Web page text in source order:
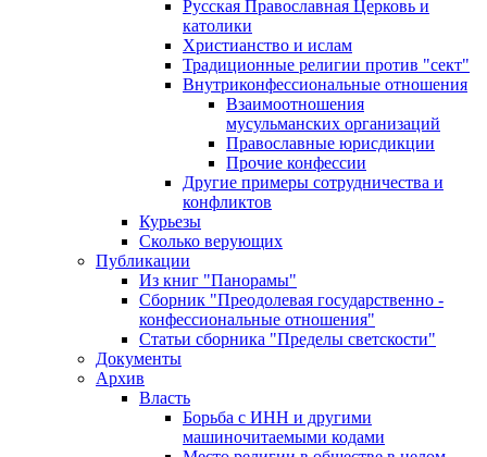
Русская Православная Церковь и
католики
Христианство и ислам
Традиционные религии против "сект"
Внутриконфессиональные отношения
Взаимоотношения
мусульманских организаций
Православные юрисдикции
Прочие конфессии
Другие примеры сотрудничества и
конфликтов
Курьезы
Сколько верующих
Публикации
Из книг "Панорамы"
Сборник "Преодолевая государственно -
конфессиональные отношения"
Статьи сборника "Пределы светскости"
Документы
Архив
Власть
Борьба с ИНН и другими
машиночитаемыми кодами